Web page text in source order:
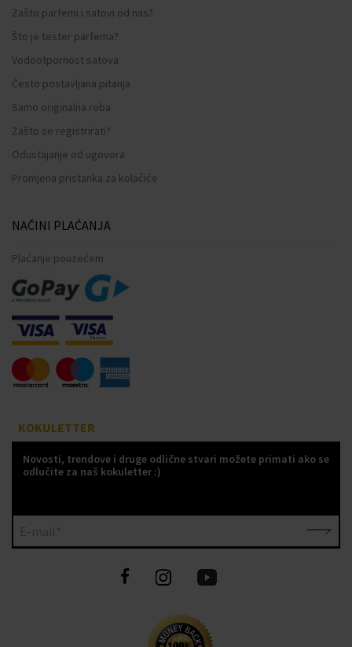
Zašto parfemi i satovi od nas?
Što je tester parfema?
Vodootpornost satova
Često postavljana pitanja
Samo originalna roba
Zašto se registrirati?
Odustajanje od ugovora
Promjena pristanka za kolačiće
NAČINI PLAĆANJA
Plaćanje pouzećem
KOKULETTER
Novosti, trendove i druge odlične stvari možete primati ako se
odlučite za naš kokuletter :)